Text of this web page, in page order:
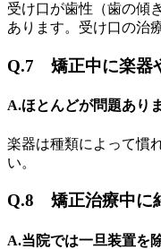
受け口が歯性（歯の傾
あります。受け口の治
Q.7 矯正中に楽器
A.ほとんどが問題あり
楽器は種類によって慣
い。
Q.8 矯正治療中に
A.当院では一旦装置を